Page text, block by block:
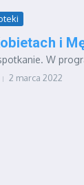
i
W
2 marca 2022